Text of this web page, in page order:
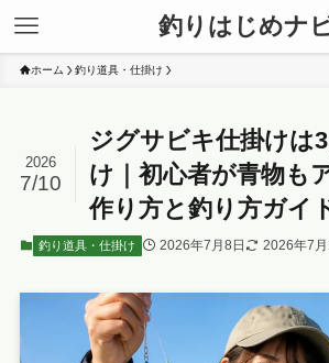
釣りはじめナ
ホーム 釣り道具・仕掛け
ジグサビキ仕掛けは
け｜初心者が青物も
作り方と釣り方ガイ
2026
7/10
釣り道具・仕掛け 2026年7月8日 2026年7月